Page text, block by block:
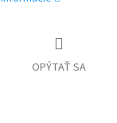
OPÝTAŤ SA